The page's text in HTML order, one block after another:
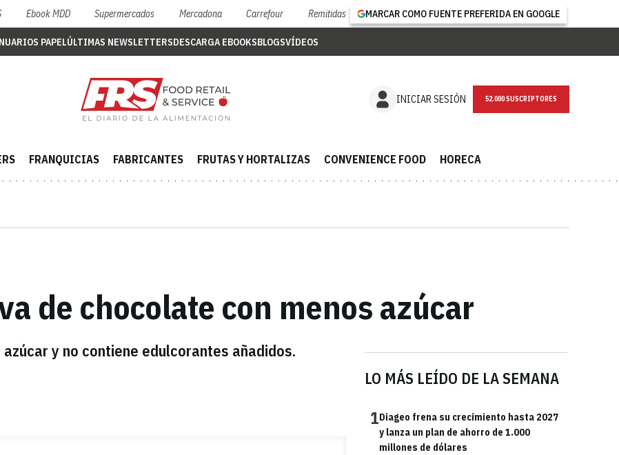
Ebook MDD Supermercados Mercadona Carrefour Remitidas MARCAR COMO FUENTE PREFERIDA EN GOOGLE
PAPELÚLTIMAS NEWSLETTERSDESCARGA EBOOKSBLOGSVÍDEOS
INICIAR SESIÓN NEWSLETTER
FRANQUICIAS FABRICANTES FRUTAS Y HORTALIZAS CONVENIENCE FOOD HORECA
de chocolate con menos azúcar
y no contiene edulcorantes añadidos.
LO MÁS LEÍDO DE LA SEMANA
1Diageo frena su crecimiento hasta 2027
y lanza un plan de ahorro de 1.000
millones de dólares